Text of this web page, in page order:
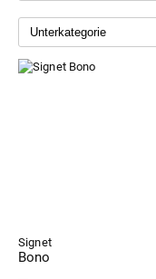
Signet
Bono